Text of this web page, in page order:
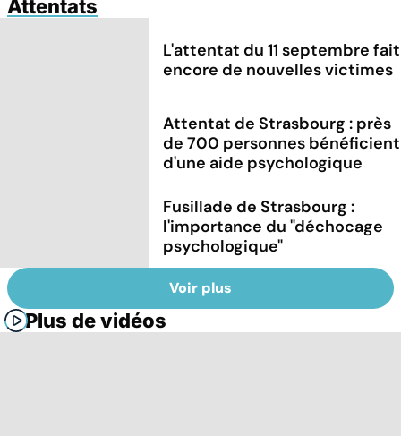
Attentats
L'attentat du 11 septembre fait
encore de nouvelles victimes
Attentat de Strasbourg : près
de 700 personnes bénéficient
d'une aide psychologique
Fusillade de Strasbourg :
l'importance du "déchocage
psychologique"
Voir plus
Plus de vidéos